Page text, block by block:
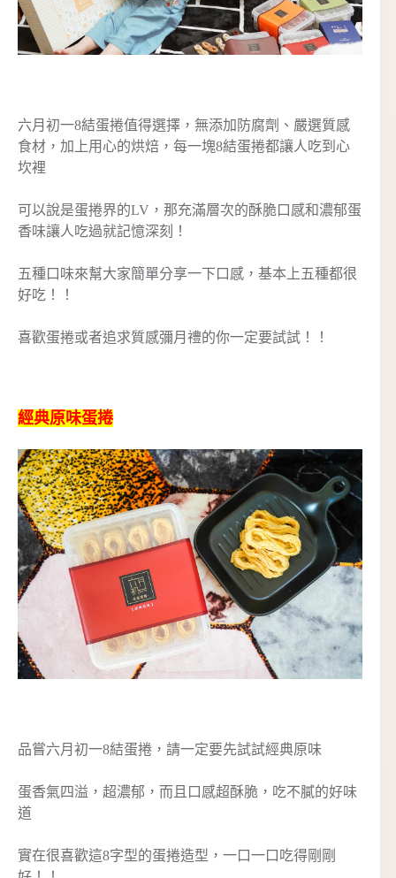
六月初一8結蛋捲值得選擇，無添加防腐劑、嚴選質感
食材，加上用心的烘焙，每一塊8結蛋捲都讓人吃到心
坎裡
可以說是蛋捲界的LV，那充滿層次的酥脆口感和濃郁蛋
香味讓人吃過就記憶深刻！
五種口味來幫大家簡單分享一下口感，基本上五種都很
好吃！！
喜歡蛋捲或者追求質感彌月禮的你一定要試試！！
經典原味蛋捲
品嘗六月初一8結蛋捲，請一定要先試試經典原味
蛋香氣四溢，超濃郁，而且口感超酥脆，吃不膩的好味
道
實在很喜歡這8字型的蛋捲造型，一口一口吃得剛剛